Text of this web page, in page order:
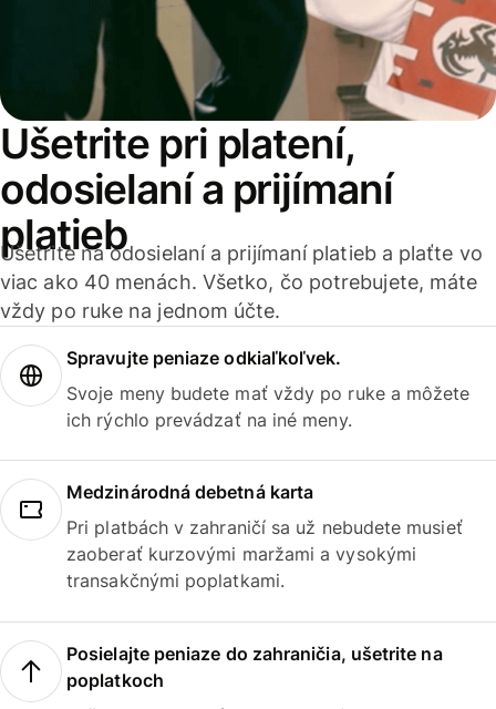
Ušetrite pri platení,
odosielaní a prijímaní
platieb
Ušetrite na odosielaní a prijímaní platieb a plaťte vo
viac ako 40 menách. Všetko, čo potrebujete, máte
vždy po ruke na jednom účte.
Spravujte peniaze odkiaľkoľvek.
Svoje meny budete mať vždy po ruke a môžete
ich rýchlo prevádzať na iné meny.
Medzinárodná debetná karta
Pri platbách v zahraničí sa už nebudete musieť
zaoberať kurzovými maržami a vysokými
transakčnými poplatkami.
Posielajte peniaze do zahraničia, ušetrite na
poplatkoch